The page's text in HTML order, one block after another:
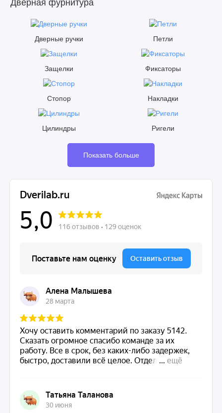
Дверная фурнитура
Дверные ручки Петли
Защелки Фиксаторы
Стопор Накладки
Цилиндры Ригели
Показать больше